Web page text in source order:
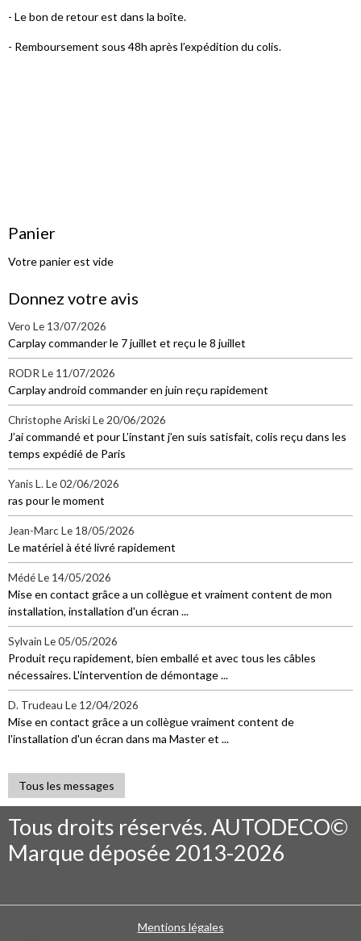
- Le bon de retour est dans la boîte.
- Remboursement sous 48h après l’expédition du colis.
Panier
Votre panier est vide
Donnez votre avis
Vero Le 13/07/2026
Carplay commander le 7 juillet et reçu le 8 juillet
RODR Le 11/07/2026
Carplay android commander en juin reçu rapidement
Christophe AriskiLe 20/06/2026
J’ai commandé et pour L’instant j’en suis satisfait, colis reçu dans les
temps expédié de Paris
Yanis L. Le 02/06/2026
ras pour le moment
Jean-Marc Le 18/05/2026
Le matériel à été livré rapidement
MédéLe 14/05/2026
Mise en contact grâce a un collègue et vraiment content de mon
installation, installation d'un écran ...
Sylvain Le 05/05/2026
Produit reçu rapidement, bien emballé et avec tous les câbles
nécessaires. L'intervention de démontage ...
D. Trudeau Le 12/04/2026
Mise en contact grâce a un collègue vraiment content de
l'installation d'un écran dans ma Master et ...
Tous les messages
Tous droits réservés. AUTODECO©
Marque déposée 2013-2026
Mentions légales